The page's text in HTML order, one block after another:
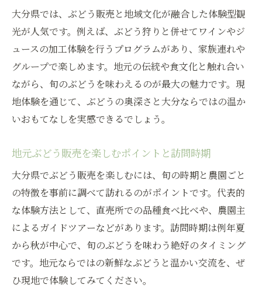
ぶどう販売の旬を直売所で味わう方法
大分で楽しむ旬のぶどう販売体験ガイド
直売所めぐりとぶどう販売のおすすめルー
ト
ぶどう販売と体験型観光の魅力的な組み合
わせ
地元産ぶどう販売の見極めポイントを紹介
ぶどう販売とシャインマスカット狩りの楽
しみ方
大分でシャインマスカット狩りと販売を満
喫しよう
旬のシャインマスカット販売体験のポイン
ト
大分県では、ぶどう販売と地域文化が融合した体験型観
光が人気です。例えば、ぶどう狩りと併せてワインやジ
ュースの加工体験を行うプログラムがあり、家族連れや
グループで楽しめます。地元の伝統や食文化と触れ合い
ながら、旬のぶどうを味わえるのが最大の魅力です。現
地体験を通じて、ぶどうの奥深さと大分ならではの温か
いおもてなしを実感できるでしょう。
地元ぶどう販売を楽しむポイントと訪問時期
大分県でぶどう販売を楽しむには、旬の時期と農園ごと
の特徴を事前に調べて訪れるのがポイントです。代表的
な体験方法として、直売所での品種食べ比べや、農園主
によるガイドツアーなどがあります。訪問時期は例年夏
から秋が中心で、旬のぶどうを味わう絶好のタイミング
です。地元ならではの新鮮なぶどうと温かい交流を、ぜ
ひ現地で体験してみてください。